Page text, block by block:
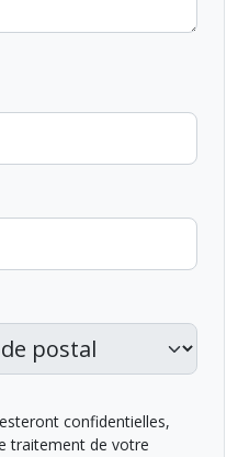
confidentielles,
traitement de votre